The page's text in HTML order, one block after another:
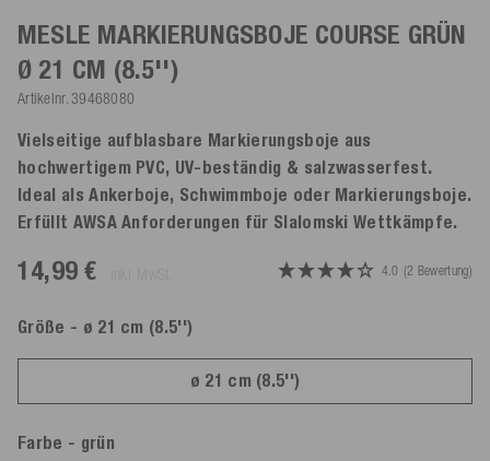
MESLE MARKIERUNGSBOJE COURSE GRÜN
Ø 21 CM (8.5'')
Artikelnr. 39468080
Vielseitige aufblasbare Markierungsboje aus
hochwertigem PVC, UV-beständig & salzwasserfest.
Ideal als Ankerboje, Schwimmboje oder Markierungsboje.
Erfüllt AWSA Anforderungen für Slalomski Wettkämpfe.
14,99 € 4.0 (2 Bewertung)
Größe - ø 21 cm (8.5'')
ø 21 cm (8.5'')
Farbe - grün